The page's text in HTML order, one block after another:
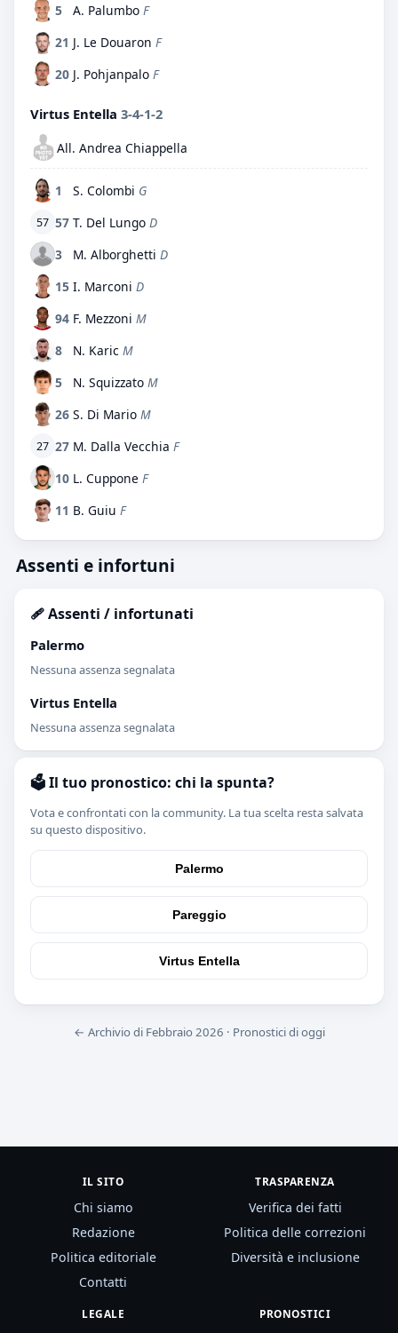
5
A. Palumbo F
21 J. Le Douaron F
20 J. Pohjanpalo F
Virtus Entella 3-4-1-2
All. Andrea Chiappella
1 S. Colombi G
57 57 T. Del Lungo D
3
M. Alborghetti D
15 I. Marconi D
94 F. Mezzoni M
8
N. Karic M
5
N. Squizzato M
26 S. Di Mario M
27 27 M. Dalla Vecchia F
10 L. Cuppone F
11 B. Guiu F
Assenti e infortuni
🩹 Assenti / infortunati
Palermo
Nessuna assenza segnalata
Virtus Entella
Nessuna assenza segnalata
🗳️ Il tuo pronostico: chi la spunta?
Vota e confrontati con la community. La tua scelta resta salvata
su questo dispositivo.
Palermo
Pareggio
Virtus Entella
← Archivio di Febbraio 2026 · Pronostici di oggi
IL SITO
Chi siamo
Redazione
Politica editoriale
Contatti
TRASPARENZA
Verifica dei fatti
Politica delle correzioni
Diversità e inclusione
LEGALE PRONOSTICI